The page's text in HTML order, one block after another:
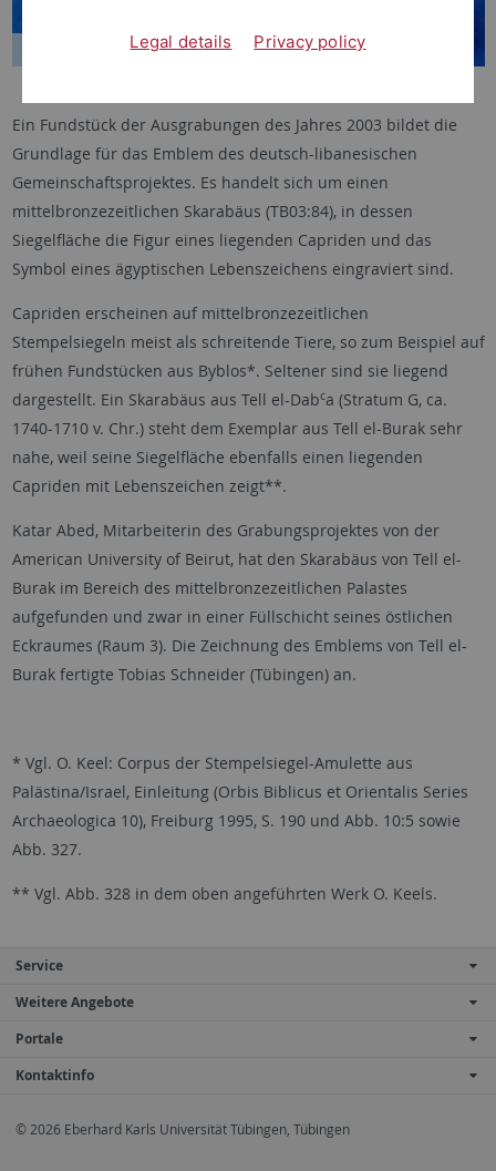
Ein Fundstück der Ausgrabungen des Jahres 2003 bildet die
Grundlage für das Emblem des deutsch-libanesischen
Gemeinschaftsprojektes. Es handelt sich um einen
mittelbronzezeitlichen Skarabäus (TB03:84), in dessen
Siegelfläche die Figur eines liegenden Capriden und das
Symbol eines ägyptischen Lebenszeichens eingraviert sind.
Capriden erscheinen auf mittelbronzezeitlichen
Stempelsiegeln meist als schreitende Tiere, so zum Beispiel auf
frühen Fundstücken aus Byblos*. Seltener sind sie liegend
dargestellt. Ein Skarabäus aus Tell el-Dabca (Stratum G, ca.
1740-1710 v. Chr.) steht dem Exemplar aus Tell el-Burak sehr
nahe, weil seine Siegelfläche ebenfalls einen liegenden
Capriden mit Lebenszeichen zeigt**.
Katar Abed, Mitarbeiterin des Grabungsprojektes von der
American University of Beirut, hat den Skarabäus von Tell el-
Burak im Bereich des mittelbronzezeitlichen Palastes
aufgefunden und zwar in einer Füllschicht seines östlichen
Eckraumes (Raum 3). Die Zeichnung des Emblems von Tell el-
Burak fertigte Tobias Schneider (Tübingen) an.
* Vgl. O. Keel: Corpus der Stempelsiegel-Amulette aus
Palästina/Israel, Einleitung (Orbis Biblicus et Orientalis Series
Archaeologica 10), Freiburg 1995, S. 190 und Abb. 10:5 sowie
Abb. 327.
** Vgl. Abb. 328 in dem oben angeführten Werk O. Keels.
Service
Weitere Angebote
Portale
Kontaktinfo
© 2026 Eberhard Karls Universität Tübingen, Tübingen
Legal details Privacy policy